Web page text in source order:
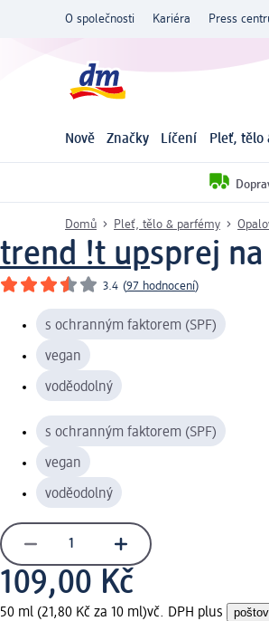
O společnosti Kariéra Press
Nově Značky Líčení Pleť, tělo
Domů Pleť, tělo & parfémy
trend !t upsprej
3.4 (97 hodnocení)
s ochranným faktorem (SPF)
vegan
voděodolný
s ochranným faktorem (SPF)
vegan
voděodolný
109,00 Kč
50 ml (21,80 Kč za 10 ml)vč. DPH plus